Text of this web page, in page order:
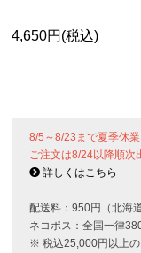
4,650円(税込)
8/5～8/23まで夏季休
ご注文は8/24以降順次
詳しくはこちら
配送料：950円（北海
ネコポス：全国一律
※ 税込25,000円以上